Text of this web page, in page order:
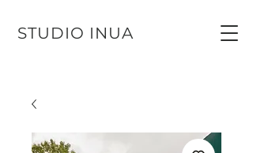
STUDIO INUA